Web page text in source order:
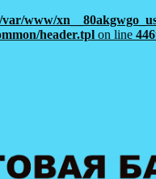
/var/www/
header.tpl on line 446